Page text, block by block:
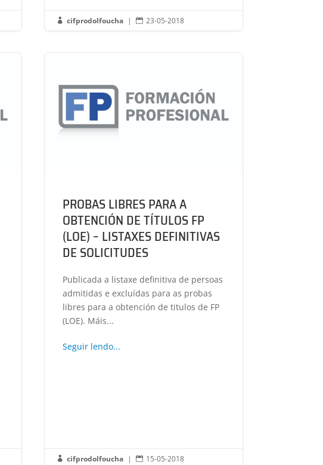
 cifprodolfoucha |  23-05-2018
PROBAS LIBRES PARA A
OBTENCIÓN DE TÍTULOS FP
(LOE) – LISTAXES DEFINITIVAS
DE SOLICITUDES
Publicada a listaxe definitiva de persoas
admitidas e excluídas para as probas
libres para a obtención de titulos de FP
(LOE). Máis...
Seguir lendo...
 cifprodolfoucha |  15-05-2018